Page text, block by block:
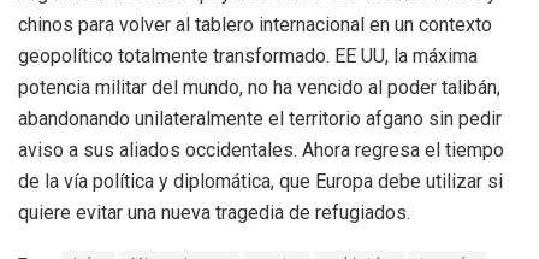
chinos para volver al tablero internacional en un contexto
geopolítico totalmente transformado. EE UU, la máxima
potencia militar del mundo, no ha vencido al poder talibán,
abandonando unilateralmente el territorio afgano sin pedir
aviso a sus aliados occidentales. Ahora regresa el tiempo
de la vía política y diplomática, que Europa debe utilizar si
quiere evitar una nueva tragedia de refugiados.